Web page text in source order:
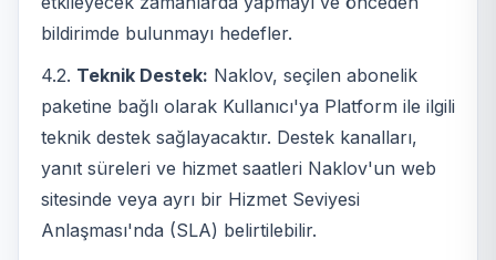
bildirimde bulunmayı hedefler.
4.2. Teknik Destek: Naklov, seçilen abonelik
paketine bağlı olarak Kullanıcı'ya Platform ile ilgili
teknik destek sağlayacaktır. Destek kanalları,
yanıt süreleri ve hizmet saatleri Naklov'un web
sitesinde veya ayrı bir Hizmet Seviyesi
Anlaşması'nda (SLA) belirtilebilir.